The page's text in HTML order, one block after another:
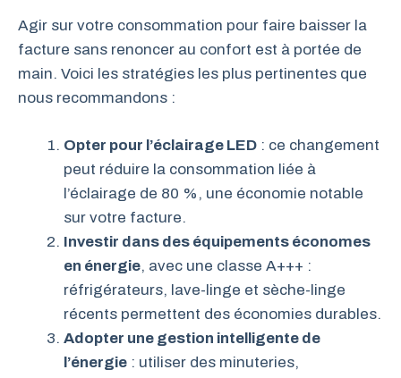
Agir sur votre consommation pour faire baisser la
facture sans renoncer au confort est à portée de
main. Voici les stratégies les plus pertinentes que
nous recommandons :
Opter pour l’éclairage LED : ce changement
peut réduire la consommation liée à
l’éclairage de 80 %, une économie notable
sur votre facture.
Investir dans des équipements économes
en énergie, avec une classe A+++ :
réfrigérateurs, lave-linge et sèche-linge
récents permettent des économies durables.
Adopter une gestion intelligente de
l’énergie : utiliser des minuteries,